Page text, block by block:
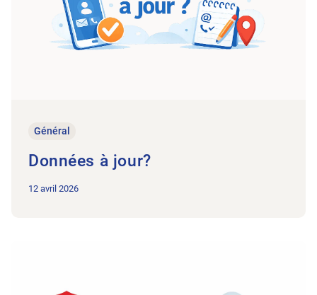
Général
Données à jour?
12 avril 2026